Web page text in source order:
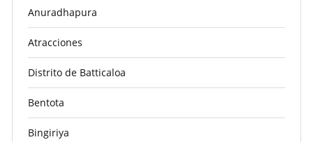
Anuradhapura
Atracciones
Distrito de Batticaloa
Bentota
Bingiriya